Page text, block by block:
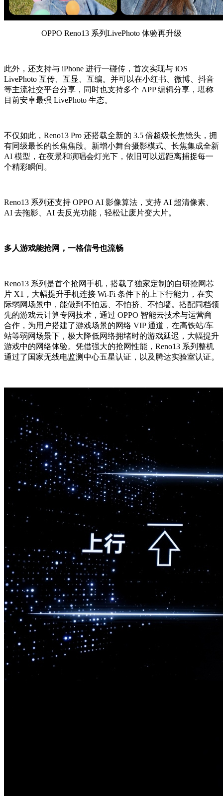
OPPO Reno13 系列LivePhoto 体验再升级
此外，还支持与 iPhone 进行一碰传，首次实现与 iOS
LivePhoto 互传、互显、互编。并可以在小红书、微博、抖音
等主流社交平台分享，同时也支持多个 APP 编辑分享，堪称
目前安卓最强 LivePhoto 生态。
不仅如此，Reno13 Pro 还搭载全新的 3.5 倍超级长焦镜头，拥
有同级最长的长焦焦段。新增小舞台摄影模式、长焦集成全新
AI 模型，在夜景和演唱会灯光下，依旧可以远距离捕捉每一
个精彩瞬间。
Reno13 系列还支持 OPPO AI 影像算法，支持 AI 超清像素、
AI 去拖影、AI 去反光功能，轻松让废片变大片。
多人游戏能抢网，一格信号也流畅
Reno13 系列是首个抢网手机，搭载了独家定制的自研抢网芯
片 X1，大幅提升手机连接 Wi-Fi 条件下的上下行能力，在实
际弱网场景中，能做到不怕远、不怕挤、不怕墙。搭配同档领
先的游戏云计算专网技术，通过 OPPO 智能云技术与运营商
合作，为用户搭建了游戏场景的网络 VIP 通道，在高铁站/车
站等弱网场景下，极大降低网络拥堵时的游戏延迟，大幅提升
游戏中的网络体验。凭借强大的抢网性能，Reno13 系列整机
通过了国家无线电监测中心五星认证，以及腾达实验室认证。